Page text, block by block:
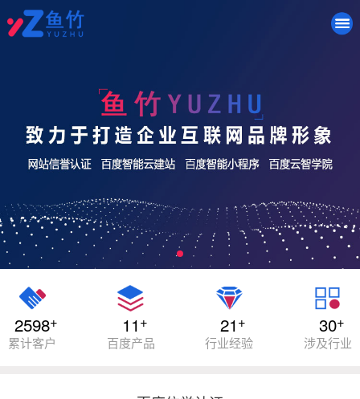
2598+
累计客户
11+
百度产品
21+
行业经验
30+
涉及行业